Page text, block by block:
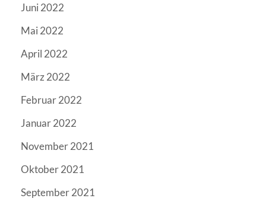
Juni 2022
Mai 2022
April 2022
März 2022
Februar 2022
Januar 2022
November 2021
Oktober 2021
September 2021